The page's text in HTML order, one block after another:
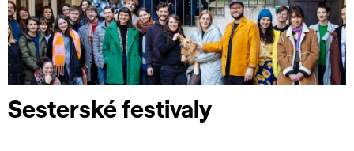
Sesterské festivaly